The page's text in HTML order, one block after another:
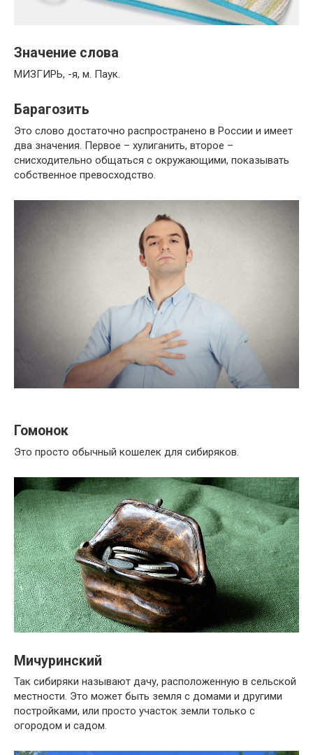
Значение слова
МИЗГИРЬ, -я, м. Паук.
Барагозить
Это слово достаточно распространено в России и имеет
два значения. Первое – хулиганить, второе –
снисходительно общаться с окружающими, показывать
собственное превосходство.
Гомонок
Это просто обычный кошелек для сибиряков.
Мичуринский
Так сибиряки называют дачу, расположенную в сельской
местности. Это может быть земля с домами и другими
постройками, или просто участок земли только с
огородом и садом.